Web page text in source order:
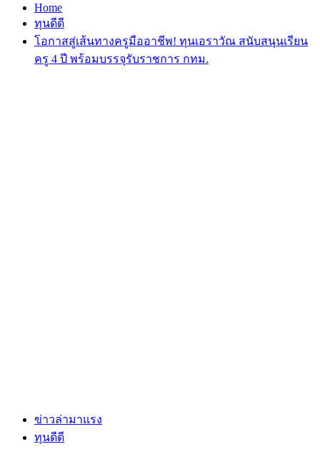
Home
ทุนดีดี
โอกาสสู่เส้นทางครูมืออาชีพ! ทุนเอราวัณ สนับสนุนเรียน
ครู 4 ปี พร้อมบรรจุรับราชการ กทม.
ข่าวล่ามาแรง
ทุนดีดี